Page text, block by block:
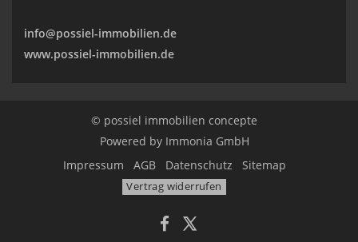
info@possiel-immobilien.de
www.possiel-immobilien.de
© possiel immobilien concepte
Powered by Immonia GmbH
Impressum
AGB Datenschutz Sitemap
Vertrag widerrufen